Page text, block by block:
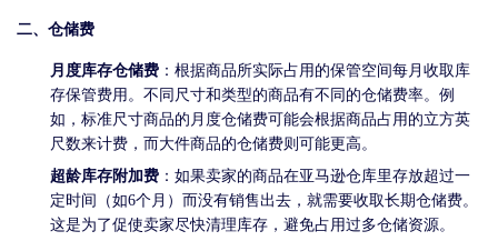
二、仓储费
月度库存仓储费 ：根据商品所实际占用的保管空间每月收取库
存保管费用。不同尺寸和类型的商品有不同的仓储费率。例
如，标准尺寸商品的月度仓储费可能会根据商品占用的立方英
尺数来计费，而大件商品的仓储费则可能更高。
超龄库存附加费 ：如果卖家的商品在亚马逊仓库里存放超过一
定时间（如6个月）而没有销售出去，就需要收取长期仓储费。
这是为了促使卖家尽快清理库存，避免占用过多仓储资源。